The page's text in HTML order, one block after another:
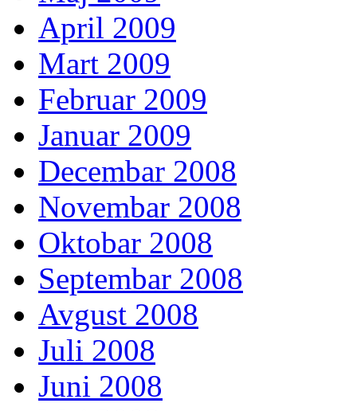
April 2009
Mart 2009
Februar 2009
Januar 2009
Decembar 2008
Novembar 2008
Oktobar 2008
Septembar 2008
Avgust 2008
Juli 2008
Juni 2008